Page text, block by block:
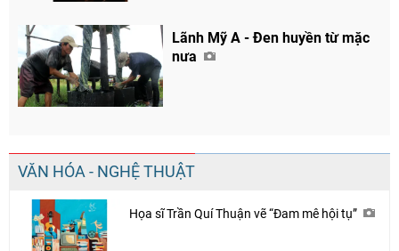
Lãnh Mỹ A - Đen huyền từ mặc
nưa
VĂN HÓA - NGHỆ THUẬT
Họa sĩ Trần Quí Thuận vẽ “Đam mê hội tụ”